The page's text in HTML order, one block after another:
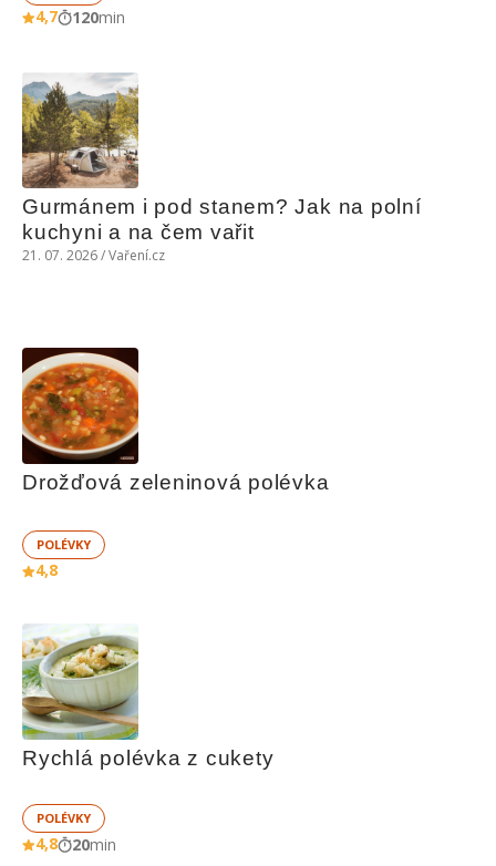
4,7 120min
Gurmánem i pod stanem? Jak na polní
kuchyni a na čem vařit
21. 07. 2026 / Vaření.cz
Drožďová zeleninová polévka
POLÉVKY
4,8
Rychlá polévka z cukety
POLÉVKY
4,8 20min